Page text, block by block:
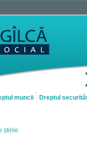
muncii Dreptul
știrile